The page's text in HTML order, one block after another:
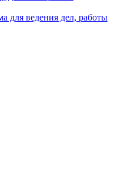
для ведения дел, работы